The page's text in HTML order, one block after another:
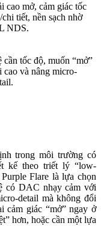
cao mở, cảm giác tốc
chi tiết, nền sạch nhờ
NDS.
cần tốc độ, muốn “mở”
cao và nâng micro-
trong môi trường có
kế theo triết lý “low-
Flare là lựa chọn
có DAC nhạy cảm với
detail mà không đổi
cảm giác “mở” ngay ở
hơn, hoặc cần một lựa